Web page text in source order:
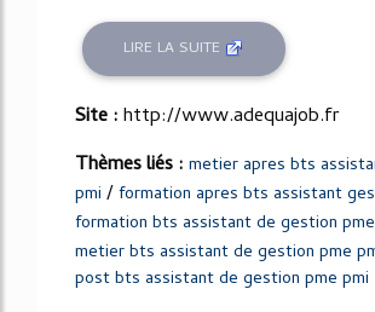
LIRE LA SUITE
Site :http://www.adequajob.fr
Thèmes liés : metier apres bts
pmi /formation apres bts assistant
formation bts assistant de gestion pme
metier bts assistant de gestion pme
post bts assistant de gestion pme pmi